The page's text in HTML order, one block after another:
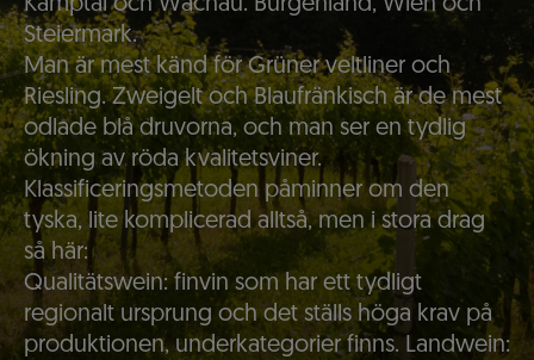
Kamptal och Wachau. Burgenland, Wien och
Steiermark.
Man är mest känd för Grüner veltliner och
Riesling. Zweigelt och Blaufränkisch är de mest
odlade blå druvorna, och man ser en tydlig
ökning av röda kvalitetsviner.
Klassificeringsmetoden påminner om den
tyska, lite komplicerad alltså, men i stora drag
så här:
Qualitätswein: finvin som har ett tydligt
regionalt ursprung och det ställs höga krav på
produktionen, underkategorier finns. Landwein: